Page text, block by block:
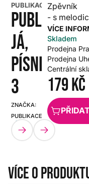
PUBLIKACE
PUBLIKACE
JÁ,
PÍSNIČKA
3
ZNAČKA:
PUBLIKACE
SKU:
Zpěvník
- s
VÍCE
Skladem
Prodejna
Prodejna
Centrální
179 Kč
Více o